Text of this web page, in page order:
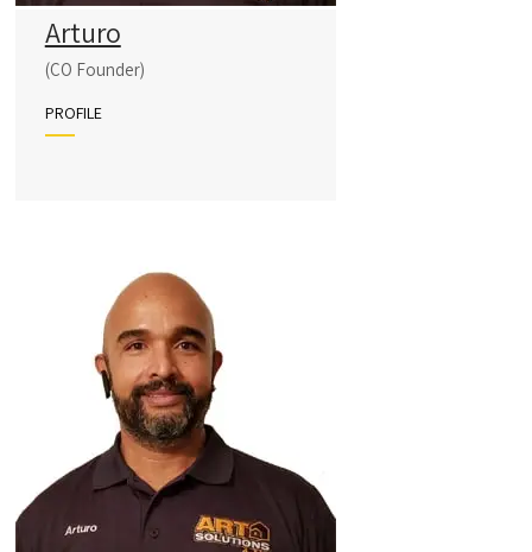
Arturo
(CO Founder)
PROFILE